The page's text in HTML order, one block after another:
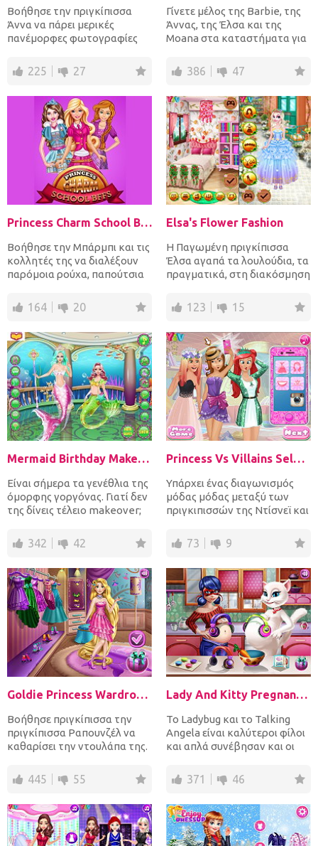
Βοήθησε την πριγκίπισσα
Άννα να πάρει μερικές
πανέμορφες φωτογραφίες
Sna...225 27
Γίνετε μέλος της Barbie, της
Άννας, της Έλσα και της
Moana στα καταστήματα για
386 47
Princess Charm School Bffs
Βοήθησε την Μπάρμπι και τις
κολλητές της να διαλέξουν
παρόμοια ρούχα, παπούτσια
164 20
Elsa's Flower Fashion
Η Παγωμένη πριγκίπισσα
Έλσα αγαπά τα λουλούδια, τα
πραγματικά, στη διακόσμηση
123 15
Mermaid Birthday Makeover
Είναι σήμερα τα γενέθλια της
όμορφης γοργόνας. Γιατί δεν
της δίνεις τέλειο makeover;
342 42
Princess Vs Villains Selfie Contest
Υπάρχει ένας διαγωνισμός
μόδας μόδας μεταξύ των
πριγκιπισσών της Ντίσνεϊ και
73 9
Goldie Princess Wardrobe Cleaning
Βοήθησε πριγκίπισσα την
πριγκίπισσα Ραπουνζέλ να
καθαρίσει την ντουλάπα της.
445 55
Lady And Kitty Pregnant BFFs
Το Ladybug και το Talking
Angela είναι καλύτεροι φίλοι
και απλά συνέβησαν και οι
371 46